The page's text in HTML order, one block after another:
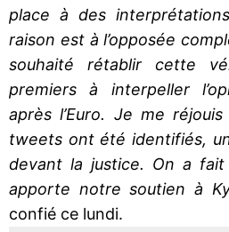
place à des
raison est à l’opposée
souhaité rétablir cette
premiers à interpeller
après l’Euro. Je me
tweets ont été identifiés,
devant la justice. On a
apporte notre soutien à
confié ce lundi.